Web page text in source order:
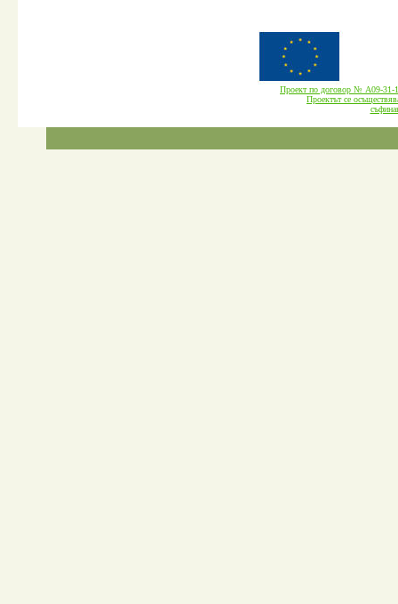
Проект по договор № А09-
Проектът се